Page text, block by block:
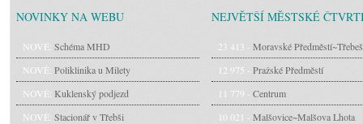
NOVINKY NA WEBU
NOVÉ: Schéma MHD
NOVÉ: Poliklinika u Milety
NOVÉ: Kuklenský podjezd
NOVÉ: Stacionář v Třebši
NEJVĚTŠÍ MĚSTSKÉ
23 413 - Moravské Předměstí~Třebeš
12 975 - Pražské Předměstí
11 779 - Centrum
10 021 - Malšovice~Malšova Lhota